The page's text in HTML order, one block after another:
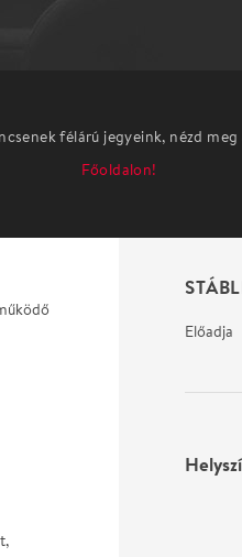
félárú jegyeink, nézd
Főoldalon!
Előadja